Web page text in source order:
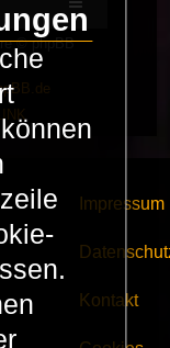
© phpBB
Impressum
Kontakt